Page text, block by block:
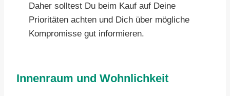
Daher solltest Du beim Kauf auf Deine
Prioritäten achten und Dich über mögliche
Kompromisse gut informieren.
Innenraum und Wohnlichkeit